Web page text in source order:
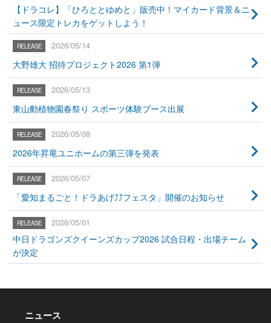
【ドラコレ】「ひろととゆめと」販売中！マイカード背景＆ニ
ュース限定トレカをゲットしよう！
2026/05/14
大野雄大 招待プロジェクト2026 第1弾
2026/05/13
東山動植物園春祭り スポーツ体験ブース出展
2026/05/08
2026年昇竜ユニホームの第三弾を発表
2026/05/07
「愛知まるごと！ドラあげ⤴⤴フェスタ」開催のお知らせ
2026/05/01
中日ドラゴンズクイーンズカップ2026 試合日程・出場チーム
が決定
ニュース